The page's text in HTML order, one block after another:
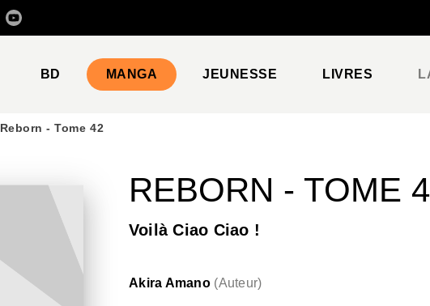
CONTENU
BD MANGA JEUNESSE LIVRES
Reborn - Tome 42
REBORN - TOME
Voilà Ciao Ciao !
Akira Amano (Auteur)